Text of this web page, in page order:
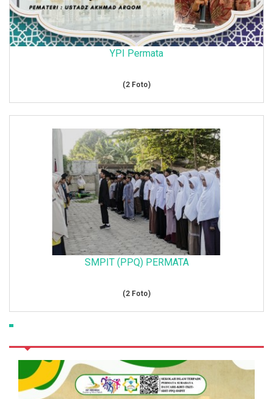
YPI Permata
(2 Foto)
SMPIT (PPQ) PERMATA
(2 Foto)